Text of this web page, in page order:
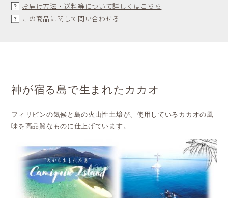
お届け方法・送料等について詳しくはこちら
この商品に関して問い合わせる
神が宿る島で生まれたカカオ
フィリピンの気候と島の火山性土壌が、使用しているカカオの風
味を高品質なものに仕上げています。